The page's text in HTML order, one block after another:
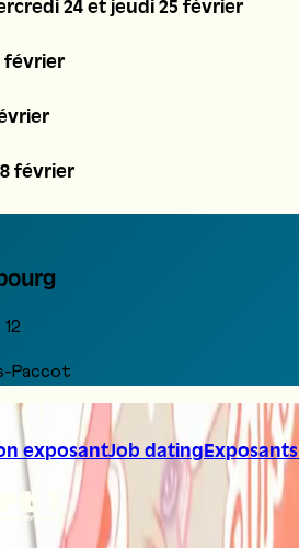
24 et jeudi 25 février
février
février
Paccot
exposantJob datingExposants